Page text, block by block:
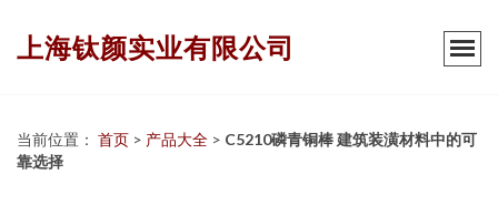
上海钛颜实业有限公司
当前位置： 首页 > 产品大全 > C5210磷青铜棒 建筑装潢材料中的可
靠选择